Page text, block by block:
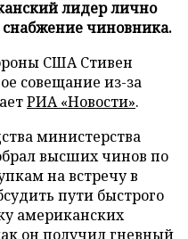
лидер лично
снабжение чиновника.
США Стивен
совещание из-за
РИА «Новости».
министерства
высших чинов по
на встречу в
пути быстрого
американских
он получил гневный